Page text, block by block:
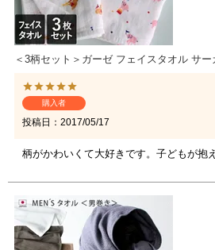
＜3柄セット＞ガーゼ フェイスタオル サー
購入者
投稿日 2017/05/17
柄がかわいくて大好きです。子どもが抱